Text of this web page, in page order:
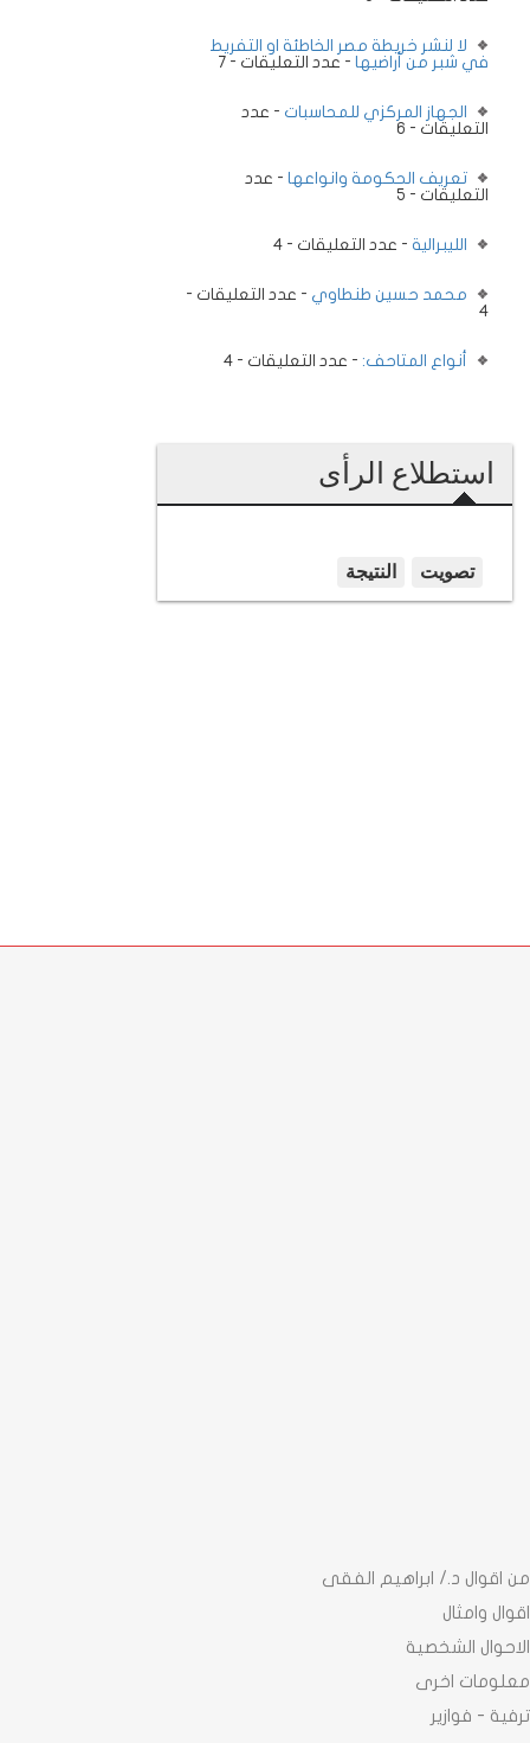
لا لنشر خريطة مصر الخاطئة او التفريط
في شبر من أراضيها - عدد التعليقات - 7
الجهاز المركزي للمحاسبات - عدد
التعليقات - 6
تعريف الحكومة وانواعها - عدد
التعليقات - 5
الليبرالية - عدد التعليقات - 4
محمد حسين طنطاوي - عدد التعليقات -
4
أنواع المتاحف: - عدد التعليقات - 4
استطلاع الرأى
من اقوال د./ ابراهيم الفقى
اقوال وامثال
الاحوال الشخصية
معلومات اخرى
ترفية - فوازير